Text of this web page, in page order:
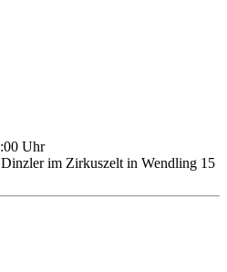
Uhr
im Zirkuszelt in Wendling 15